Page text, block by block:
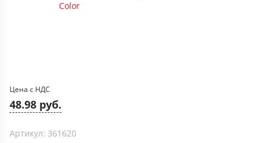
Цена с НДС
48.98 руб.
Артикул: 361620